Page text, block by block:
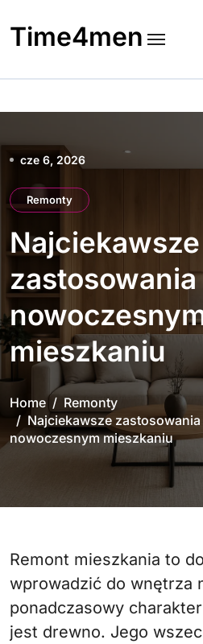
to
content
Time4men
cze 6, 2026
Remonty
Najciekawsze
mieszkaniu
Home
Remonty
Najciekawsze
nowoczesnym mieszkaniu
Remont mieszkania to doskonała okazja, by
wprowadzić do wnętrza
ponadczasowy
jest drewno. Jego